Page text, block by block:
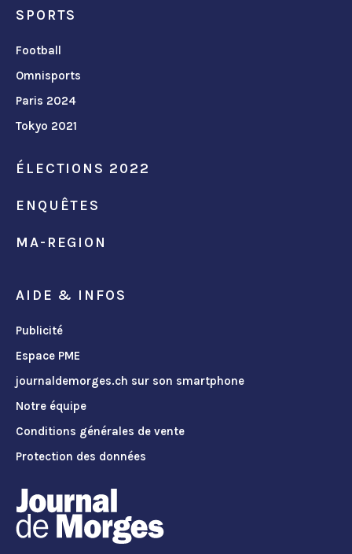
SPORTS
Football
Omnisports
Paris 2024
Tokyo 2021
ÉLECTIONS 2022
ENQUÊTES
MA-REGION
AIDE & INFOS
Publicité
Espace PME
journaldemorges.ch sur son smartphone
Notre équipe
Conditions générales de vente
Protection des données